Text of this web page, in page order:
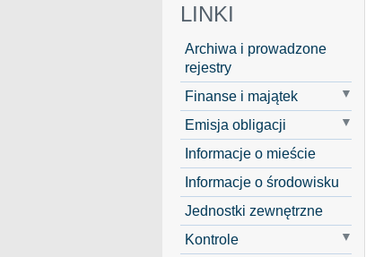
LINKI
Archiwa i prowadzone
rejestry
Finanse i majątek
Emisja obligacji
Informacje o mieście
Informacje o środowisku
Jednostki zewnętrzne
Kontrole